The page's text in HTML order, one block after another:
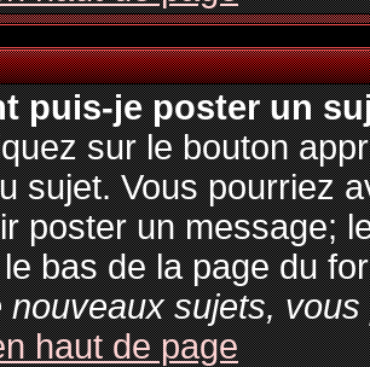
puis-je poster un
sur le bouton
sujet. Vous pourriez
poster un message;
bas de la page du
nouveaux sujets,
haut de page